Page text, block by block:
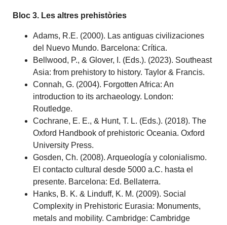
Bloc 3. Les altres prehistòries
Adams, R.E. (2000). Las antiguas civilizaciones
del Nuevo Mundo. Barcelona: Crítica.
Bellwood, P., & Glover, I. (Eds.). (2023). Southeast
Asia: from prehistory to history. Taylor & Francis.
Connah, G. (2004). Forgotten Africa: An
introduction to its archaeology. London:
Routledge.
Cochrane, E. E., & Hunt, T. L. (Eds.). (2018). The
Oxford Handbook of prehistoric Oceania. Oxford
University Press.
Gosden, Ch. (2008). Arqueología y colonialismo.
El contacto cultural desde 5000 a.C. hasta el
presente. Barcelona: Ed. Bellaterra.
Hanks, B. K. & Linduff, K. M. (2009). Social
Complexity in Prehistoric Eurasia: Monuments,
metals and mobility. Cambridge: Cambridge